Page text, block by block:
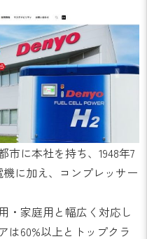
市に本社を持ち、1948年7
に加え、コンプレッサー
・家庭用と幅広く対応し
は60%以上とトップクラ